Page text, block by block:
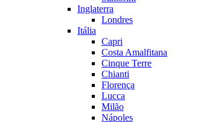
Inglaterra
Londres
Itália
Capri
Costa Amalfitana
Cinque Terre
Chianti
Florença
Lucca
Milão
Nápoles